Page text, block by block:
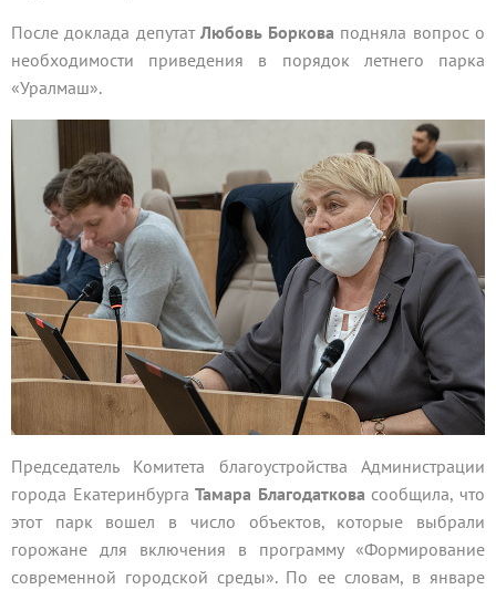
После доклада депутат Любовь Боркова подняла вопрос о
необходимости приведения в порядок летнего парка
«Уралмаш».
Председатель Комитета благоустройства Администрации
города ЕкатеринбургаТамара Благодаткова сообщила, что
этот парк вошел в число объектов, которые выбрали
горожане для включения в программу «Формирование
современной городской среды». По ее словам, в январе